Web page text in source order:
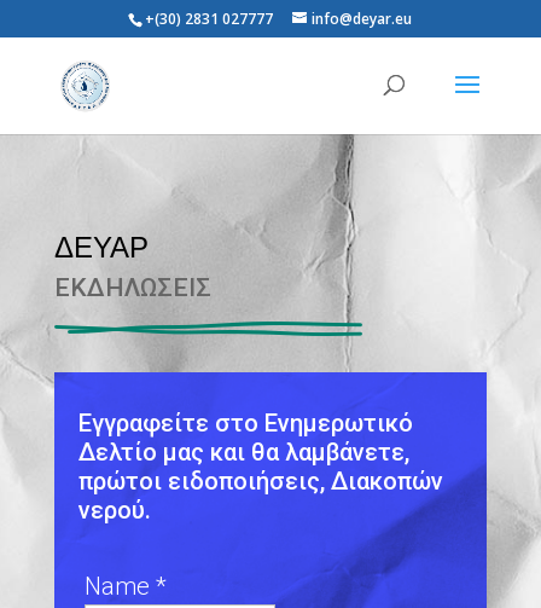
+(30) 2831 027777 info@deyar.eu
ΔΕΥΑΡ
ΕΚΔΗΛΩΣΕΙΣ
Εγγραφείτε στο Ενημερωτικό
Δελτίο μας και θα λαμβάνετε,
πρώτοι ειδοποιήσεις, Διακοπών
νερού.
Name *